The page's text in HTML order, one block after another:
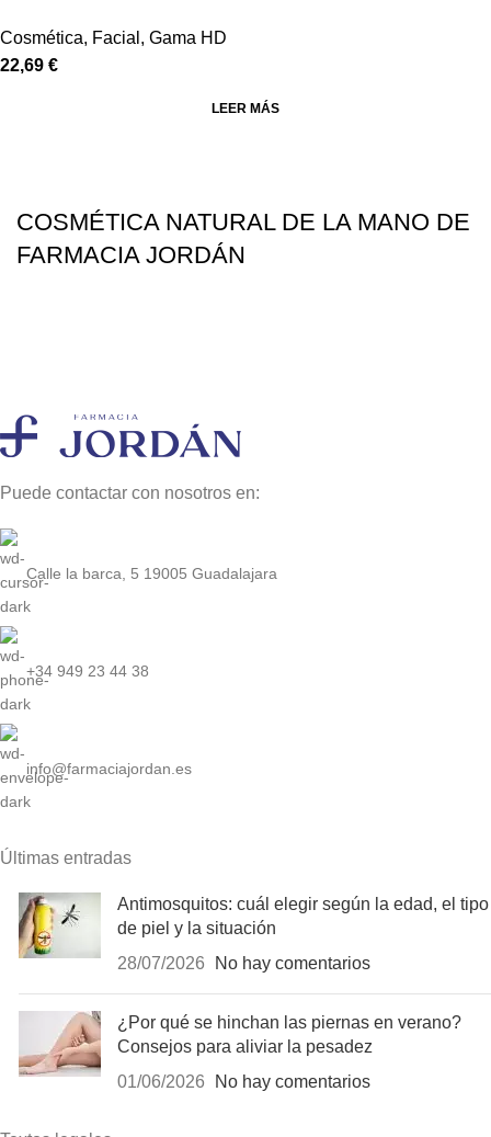
Cosmética, Facial , Gama HD
22,69 €
LEER MÁS
COSMÉTICA NATURAL DE LA MANO DE
FARMACIA JORDÁN
Puede contactar con nosotros en:
Calle la barca, 5 19005 Guadalajara
+34 949 23 44 38
info@farmaciajordan.es
Últimas entradas
Antimosquitos: cuál elegir según la edad, el tipo
de piel y la situación
28/07/2026
No hay comentarios
¿Por qué se hinchan las piernas en verano?
Consejos para aliviar la pesadez
01/06/2026
No hay comentarios